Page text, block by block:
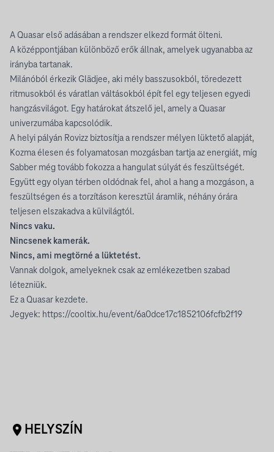
A Quasar első adásában a rendszer elkezd formát ölteni.
A középpontjában különböző erők állnak, amelyek ugyanabba az
irányba tartanak.
Milánóból érkezik Glädjee, aki mély basszusokból, töredezett
ritmusokból és váratlan váltásokból épít fel egy teljesen egyedi
hangzásvilágot. Egy határokat átszelő jel, amely a Quasar
univerzumába kapcsolódik.
A helyi pályán Rovizz biztosítja a rendszer mélyen lüktető alapját,
Kozma élesen és folyamatosan mozgásban tartja az energiát, míg
Sabber még tovább fokozza a hangulat súlyát és feszültségét.
Együtt egy olyan térben oldódnak fel, ahol a hang a mozgáson, a
feszültségen és a torzításon keresztül áramlik, néhány órára
teljesen elszakadva a külvilágtól.
Nincs vaku.
Nincsenek kamerák.
Nincs, ami megtörné a lüktetést.
Vannak dolgok, amelyeknek csak az emlékezetben szabad
létezniük.
Ez a Quasar kezdete.
Jegyek: https://cooltix.hu/event/6a0dce17c1852106fcfb2f19
HELYSZÍN